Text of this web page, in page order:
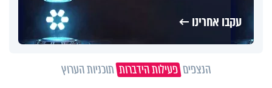
עקבו אחרינו ←
הנצפים פעילות הידברות תוכניות הערוץ